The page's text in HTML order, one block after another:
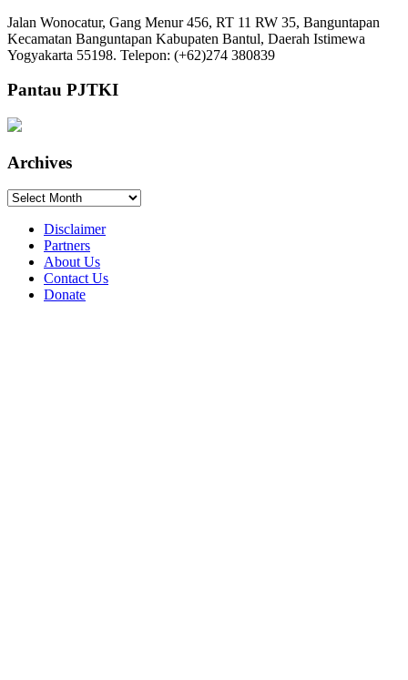
Jalan Wonocatur, Gang Menur 456, RT 11 RW 35, Banguntapan
Kecamatan Banguntapan Kabupaten Bantul, Daerah Istimewa
Yogyakarta 55198. Telepon: (+62)274 380839
Pantau PJTKI
Archives
Archives
Disclaimer
Partners
About Us
Contact Us
Donate